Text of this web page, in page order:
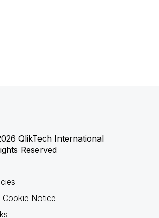
QlikTech International
Reserved
Cookie Notice